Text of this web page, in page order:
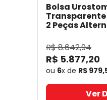
Bolsa
2 Peças
R$8.642,94
R$ 5.877,20
ou 6x de R$ 979,
Ver